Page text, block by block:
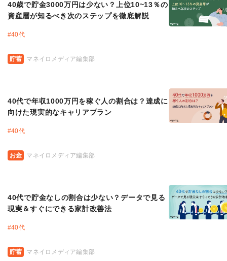
貯蓄 マネイロメディア編集部
40歳で貯金3000万円は少ない？上位10~13％の
資産層が知るべき次のステップを徹底解説
#40代
お金 マネイロメディア編集部
40代で年収1000万円を稼ぐ人の割合は？達成に
向けた現実的なキャリアプラン
#40代
貯蓄 マネイロメディア編集部
40代で貯金なしの割合は少ない？データで見る
現実＆すぐにできる家計改善法
#40代